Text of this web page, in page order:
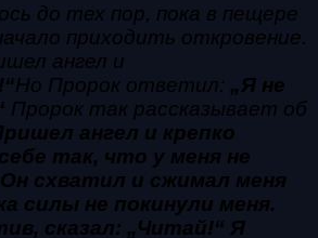
до тех пор, пока в пещере
приходить откровение.
ангел и
Но Пророк ответил: „Я не
Пророк так рассказывает об
ангел и крепко
так, что у меня не
схватил и сжимал меня
силы не покинули меня.
сказал: „Читай!“ Я